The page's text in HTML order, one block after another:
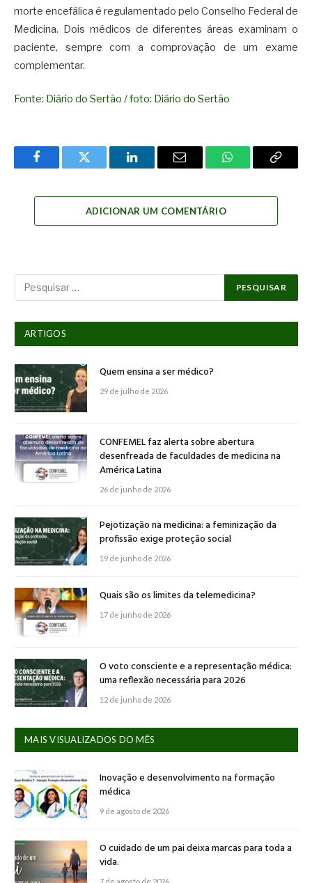
morte encefálica é regulamentado pelo Conselho Federal de
Medicina. Dois médicos de diferentes áreas examinam o
paciente, sempre com a comprovação de um exame
complementar.
Fonte: Diário do Sertão / foto: Diário do Sertão
FacebookTwitter LinkedInEmail WhatsAppCopy
ADICIONAR UM COMENTÁRIO
ARTIGOS
Quem ensina a ser médico?
29 de julho de 2026
CONFEMEL faz alerta sobre abertura
desenfreada de faculdades de medicina na
América Latina
26 de junho de 2026
Pejotização na medicina: a feminização da
profissão exige proteção social
19 de junho de 2026
Quais são os limites da telemedicina?
17 de junho de 2026
O voto consciente e a representação médica:
uma reflexão necessária para 2026
12 de junho de 2026
MAIS VISUALIZADOS DO MÊS
Inovação e desenvolvimento na formação
médica
9 de agosto de 2026
O cuidado de um pai deixa marcas para toda a
vida.